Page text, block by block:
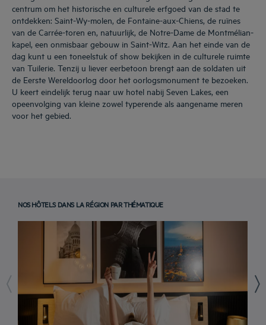
centrum om het historische en culturele erfgoed van de stad te
ontdekken: Saint-Wy-molen, de Fontaine-aux-Chiens, de ruïnes
van de Carrée-toren en, natuurlijk, de Notre-Dame de Montmélian-
kapel, een onmisbaar gebouw in Saint-Witz. Aan het einde van de
dag kunt u een toneelstuk of show bekijken in de culturele ruimte
van Tuilerie. Tenzij u liever eerbetoon brengt aan de soldaten uit
de Eerste Wereldoorlog door het oorlogsmonument te bezoeken.
U keert eindelijk terug naar uw hotel nabij Seven Lakes, een
opeenvolging van kleine zowel typerende als aangename meren
voor het gebied.
NOS HÔTELS DANS LA RÉGION PAR THÉMATIQUE